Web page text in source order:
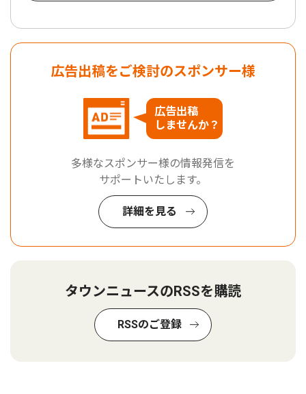
広告出稿をご検討のスポンサー様
広告出稿
しませんか？
多様なスポンサー様の情報発信を
サポートいたします。
詳細を見る
タウンニュースのRSSを購読
RSSのご登録